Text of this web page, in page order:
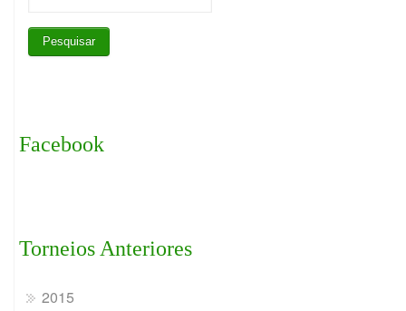
Facebook
Torneios Anteriores
2015